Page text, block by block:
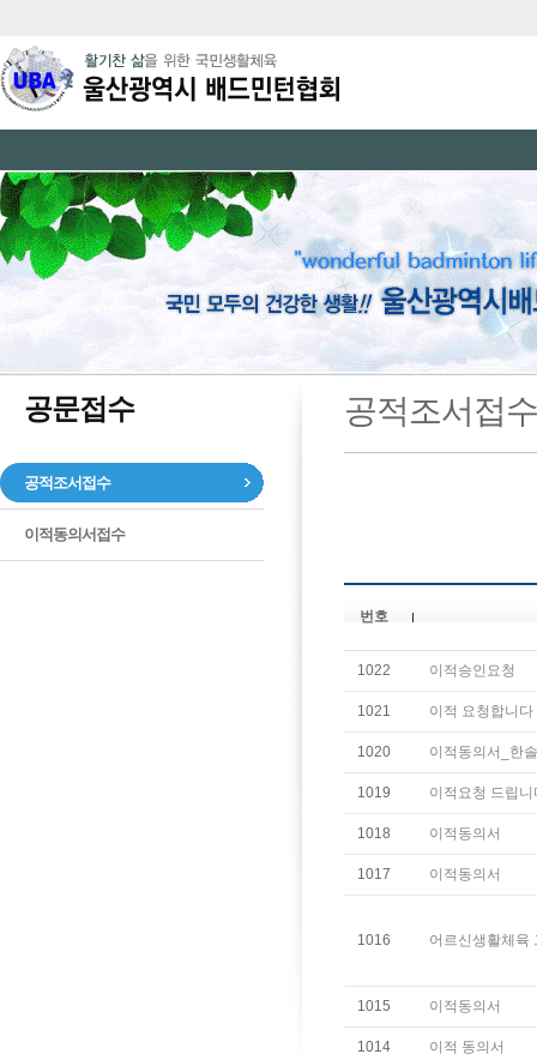
공문접수
공적조서접수
이적동의서접수
공적조서접수
번호
1022 이적승인요청
1021 이적 요청합니다
1020 이적동의서_한
1019 이적요청 드립니
1018 이적동의서
1017 이적동의서
1016 어르신생활체육
1015 이적동의서
1014 이적 동의서